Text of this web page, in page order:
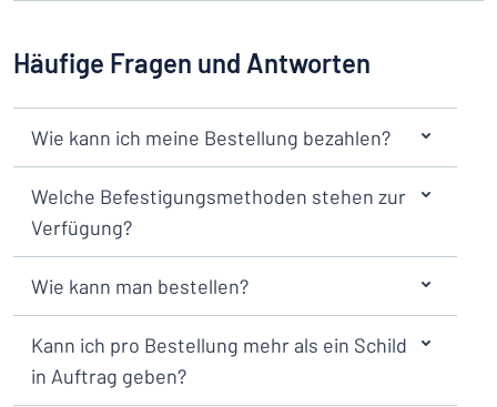
Häufige Fragen und Antworten
Wie kann ich meine Bestellung bezahlen?
Welche Befestigungsmethoden stehen zur
Verfügung?
Wie kann man bestellen?
Kann ich pro Bestellung mehr als ein Schild
in Auftrag geben?